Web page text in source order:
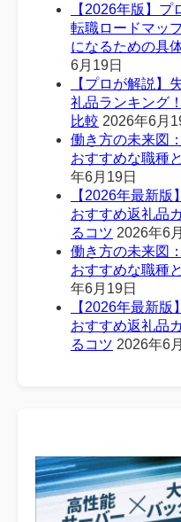
【2026年版】
転職ロードマッ
になるための具
6月19日
【プロが解説】
礼品ランキング
比較 2026年6月
働き方の未来図
おすすめな職種
年6月19日
【2026年最新
おすすめ返礼品
るコツ 2026年6
働き方の未来図
おすすめな職種
年6月19日
【2026年最新
おすすめ返礼品
るコツ 2026年6